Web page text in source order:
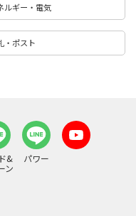
ルギー・電気
・ポスト
&
ン
パワー